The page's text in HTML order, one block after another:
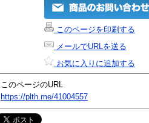
このページを印刷する
メールでURLを送る
お気に入りに追加する
このページのURL
https://plth.me/41004557